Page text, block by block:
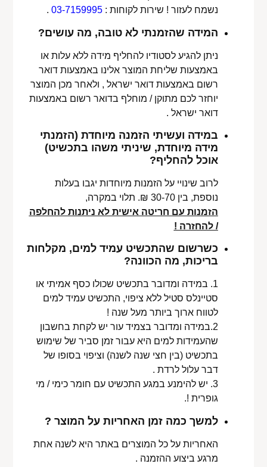
נשמח לעזור ! שירות לקוחות :03-7159995
.
המידה שהזמנתי לא טובה, מה עושים?
ניתן להגיע לסטודיו להחליף מידה ללא עלות או
באמצעות שליחת המוצר אלינו באמצעות דואר
רשום באמצעות דואר ישראל , ולאחר מכן המוצר
יוחזר לכם מתוקן / מוחלף בדואר רשום באמצעות
דואר ישראל .
במידה ועשיתי הזמנה מיוחדת (הזמנתי
מידה מיוחדת, שיניתי משהו בתכשיט)
אוכל להחליף?
לרוב שינויי על הזמנות מיוחדות יגבו בעלות
נוספת, בין 30-70 ₪. תלוי במקרה,
הזמנות עם חריטה אישית לא ניתנות להחלפה
/ להחזרה !
כשרשום שהתכשיט עמיד למים, מקלחות
בריכות, מה הכוונה?
1. במידה ומדובר בתכשיט שכולו כסף אמיתי או
סטיינלס סטיל ללא ציפוי, התכשיט עמיד למים
לטווח ארוך ביותר מעל שנה !
2.במידה ומדובר בצמיד עור יש לקחת בחשבון
שהעמידות למים היא עבור זמן סביר של שימוש
בתכשיט (בין חצי שנה לשנה) וציפוי בסופו של
דבר עלול לרדת .
3. יש להימנע במגע התכשיט עם חומר כימי / מי
גופרית !.
למשך כמה זמן האחריות על המוצר ?
האחריות על כל המוצרים באתר היא לשנה אחת
מרגע ביצוע ההזמנה .